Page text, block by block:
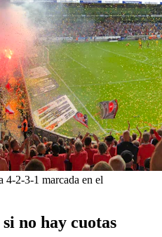
4-2-3-1 marcada en el
no hay cuotas